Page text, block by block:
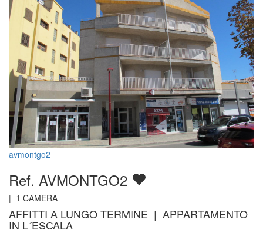
avmontgo2
Ref. AVMONTGO2
| 1 CAMERA
AFFITTI A LUNGO TERMINE | APPARTAMENTO
IN L´ESCALA